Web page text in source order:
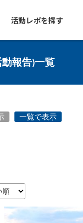
活動レポを探す
報告)一覧
一覧で表示